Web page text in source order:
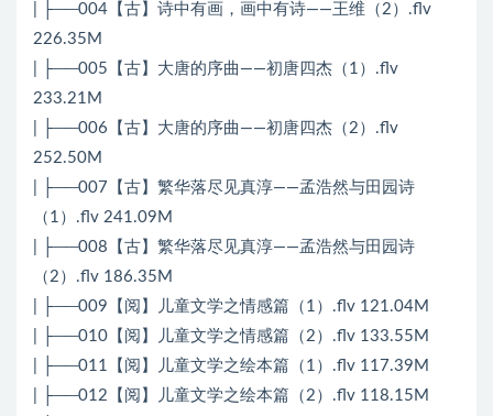
| ├──004【古】诗中有画，画中有诗——王维（2）.flv
226.35M
| ├──005【古】大唐的序曲——初唐四杰（1）.flv
233.21M
| ├──006【古】大唐的序曲——初唐四杰（2）.flv
252.50M
| ├──007【古】繁华落尽见真淳——孟浩然与田园诗
（1）.flv 241.09M
| ├──008【古】繁华落尽见真淳——孟浩然与田园诗
（2）.flv 186.35M
| ├──009【阅】儿童文学之情感篇（1）.flv 121.04M
| ├──010【阅】儿童文学之情感篇（2）.flv 133.55M
| ├──011【阅】儿童文学之绘本篇（1）.flv 117.39M
| ├──012【阅】儿童文学之绘本篇（2）.flv 118.15M